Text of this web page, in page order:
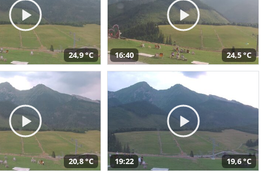
24,9 °C 16:40 24,5 °C
20,8 °C 19:22 19,6 °C